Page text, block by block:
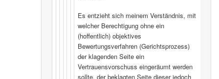
Es entzieht sich meinem Verständnis, mit
welcher Berechtigung ohne ein
(hoffentlich) objektives
Bewertungsverfahren (Gerichtsprozess)
der klagenden Seite ein
Vertrauensvorschuss eingeräumt werden
sollte, der beklagten Seite dieser jedoch